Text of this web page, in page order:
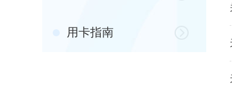
用卡指南